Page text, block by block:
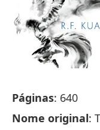
Páginas: 640
Nome original: